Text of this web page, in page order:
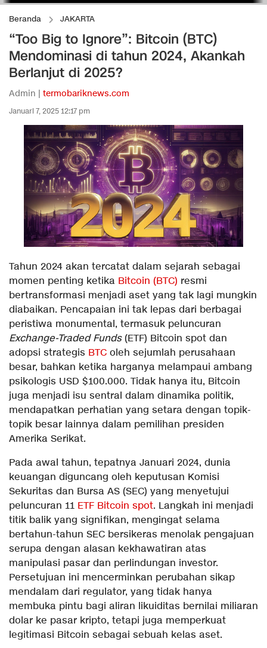
Beranda JAKARTA
“Too Big to Ignore”: Bitcoin (BTC)
Mendominasi di tahun 2024, Akankah
Berlanjut di 2025?
Admin | termobariknews.com
Januari 7, 2025 12:17 pm
Tahun 2024 akan tercatat dalam sejarah sebagai
momen penting ketika Bitcoin (BTC) resmi
bertransformasi menjadi aset yang tak lagi mungkin
diabaikan. Pencapaian ini tak lepas dari berbagai
peristiwa monumental, termasuk peluncuran
Exchange-Traded Funds(ETF) Bitcoin spot dan
adopsi strategis BTC oleh sejumlah perusahaan
besar, bahkan ketika harganya melampaui ambang
psikologis USD $100.000. Tidak hanya itu, Bitcoin
juga menjadi isu sentral dalam dinamika politik,
mendapatkan perhatian yang setara dengan topik-
topik besar lainnya dalam pemilihan presiden
Amerika Serikat.
Pada awal tahun, tepatnya Januari 2024, dunia
keuangan diguncang oleh keputusan Komisi
Sekuritas dan Bursa AS (SEC) yang menyetujui
peluncuran 11 ETF Bitcoin spot. Langkah ini menjadi
titik balik yang signifikan, mengingat selama
bertahun-tahun SEC bersikeras menolak pengajuan
serupa dengan alasan kekhawatiran atas
manipulasi pasar dan perlindungan investor.
Persetujuan ini mencerminkan perubahan sikap
mendalam dari regulator, yang tidak hanya
membuka pintu bagi aliran likuiditas bernilai miliaran
dolar ke pasar kripto, tetapi juga memperkuat
legitimasi Bitcoin sebagai sebuah kelas aset.